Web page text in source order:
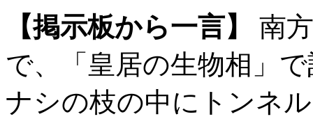
【掲示板から一言】
南
で、「皇居の生物相」
ナシの枝の中にトンネ